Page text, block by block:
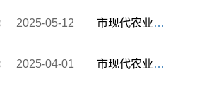
2025-05-12 市现代农业示范区组织开展全国防灾减灾日主题宣传活动
2025-04-01 市现代农业示范区开展消防安全知识宣传进家庭、进商户活动